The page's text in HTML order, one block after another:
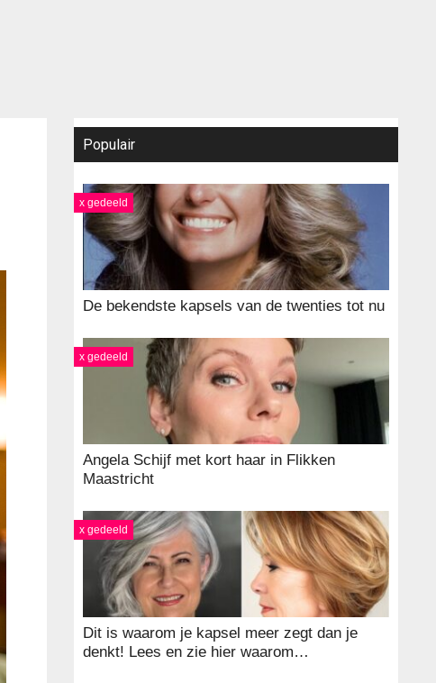
Populair
x gedeeld
De bekendste kapsels van de twenties tot nu
x gedeeld
Angela Schijf met kort haar in Flikken
Maastricht
x gedeeld
Dit is waarom je kapsel meer zegt dan je
denkt! Lees en zie hier waarom…